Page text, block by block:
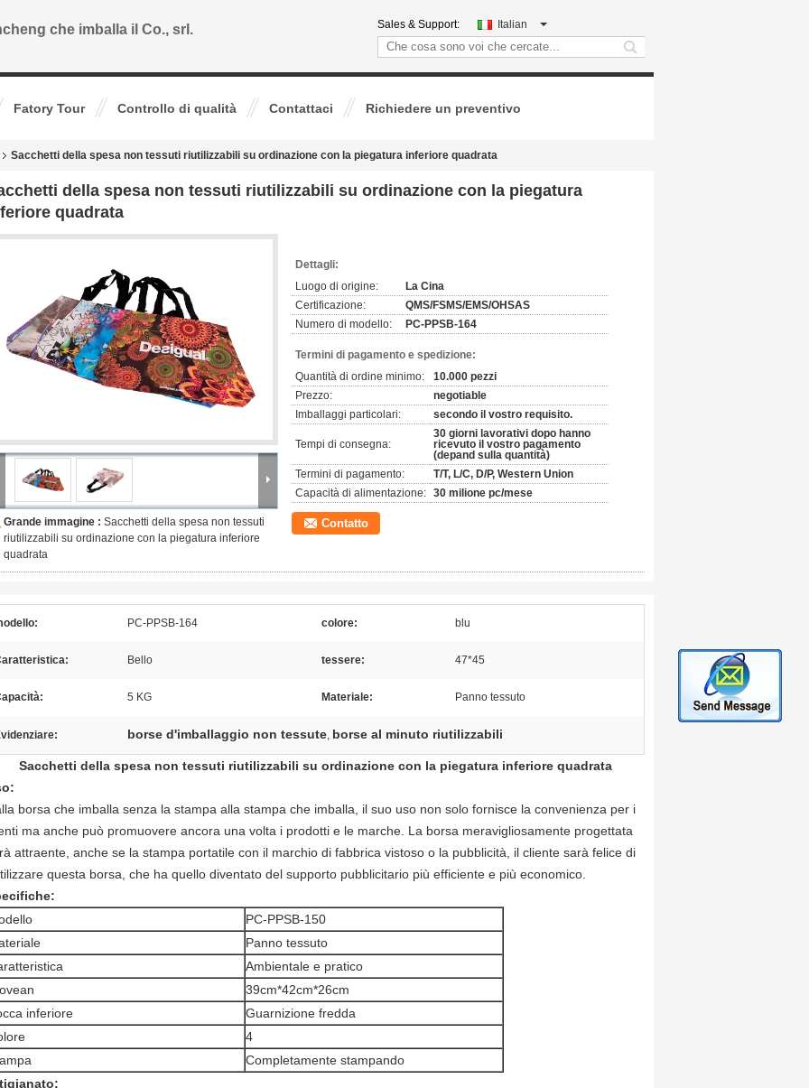
che imballa il Co., srl. Sales & Support: Italian
search
Fatory Tour Controllo di qualità Contattaci Richiedere un preventivo
Sacchetti della spesa non tessuti riutilizzabili su ordinazione con la piegatura inferiore quadrata
della spesa non tessuti riutilizzabili su ordinazione con la piegatura
quadrata
Grande immagine : Sacchetti della spesa non tessuti
riutilizzabili su ordinazione con la piegatura inferiore
quadrata
Dettagli:
Luogo di origine:
La Cina
Certificazione:
QMS/FSMS/EMS/OHSAS
Numero di modello:
PC-PPSB-164
Termini di pagamento e spedizione:
Quantità di ordine minimo:
10.000 pezzi
Prezzo:
negotiable
Imballaggi particolari:
secondo il vostro requisito.
Tempi di consegna:
30 giorni lavorativi dopo hanno
ricevuto il vostro pagamento
(depand sulla quantità)
Termini di pagamento:
T/T, L/C, D/P, Western Union
Capacità di alimentazione: 30 milione pc/mese
Contatto
PC-PPSB-164 colore: blu
Bello tessere: 47*45
5 KG Materiale: Panno tessuto
borse d'imballaggio non tessute, borse al minuto riutilizzabili
Sacchetti della spesa non tessuti riutilizzabili su ordinazione con la piegatura inferiore quadrata
borsa che imballa senza la stampa alla stampa che imballa, il suo uso non solo fornisce la convenienza per i
ma anche può promuovere ancora una volta i prodotti e le marche. La borsa meravigliosamente progettata
attraente, anche se la stampa portatile con il marchio di fabbrica vistoso o la pubblicità, il cliente sarà felice di
questa borsa, che ha quello diventato del supporto pubblicitario più efficiente e più economico.
PC-PPSB-150
Panno tessuto
Ambientale e pratico
39cm*42cm*26cm
inferiore
Guarnizione fredda
4
Completamente stampando